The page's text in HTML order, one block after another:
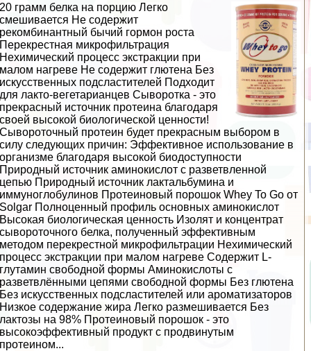
20 грамм белка на порцию Легко
смешивается Не содержит
рекомбинантный бычий гормон роста
Перекрестная микрофильтрация
Нехимический процесс экстpaкции при
малом нагреве Не содержит глютена Без
искусственных подсластителей Подходит
для лакто-вегетарианцев Сыворотка - это
прекрасный источник протеина благодаря
своей высокой биологической ценности!
Сывороточный протеин будет прекрасным выбором в
силу следующих причин: Эффективное использование в
организме благодаря высокой биодоступности
Природный источник аминокислот с разветвленной
цепью Природный источник лактальбумина и
иммуноглобулинов Протеиновый порошок Whey To Go от
Solgar Полноценный профиль основных аминокислот
Высокая биологическая ценность Изолят и концентрат
сывороточного белка, полученный эффективным
методом перекрестной микрофильтрации Нехимический
процесс экстpaкции при малом нагреве Содержит L-
глутамин свободной формы Аминокислоты с
разветвлёнными цепями свободной формы Без глютена
Без искусственных подсластителей или ароматизаторов
Низкое содержание жира Легко размешивается Без
лактозы на 98% Протеиновый порошок - это
высокоэффективный продукт с продвинутым
протеином...